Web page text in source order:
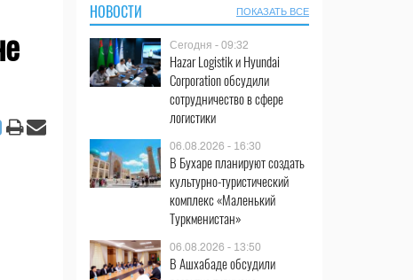
НОВОСТИ ПОКАЗАТЬ ВСЕ
Сегодня - 09:32
Hazar Logistik и Hyundai
Corporation обсудили
сотрудничество в сфере
логистики
06.08.2026 - 16:30
В Бухаре планируют создать
культурно-туристический
комплекс «Маленький
Туркменистан»
06.08.2026 - 13:50
В Ашхабаде обсудили